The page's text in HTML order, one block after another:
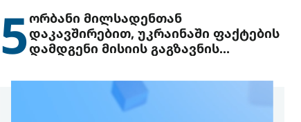
5ორბანი მილსადენთან
დაკავშირებით, უკრაინაში ფაქტების
დამდგენი მისიის გაგზავნის